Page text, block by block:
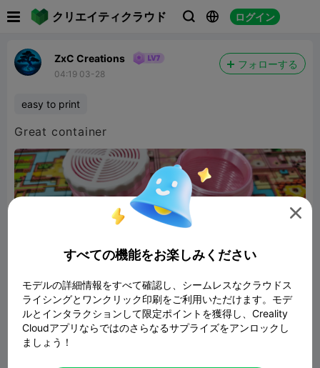
クリエイティクラウド   ログイン
ZxC Creations
04:19 03-28
フォローする
easy to print
Great container
Container - silica gel

すべての機能をお楽しみください
モデルの詳細情報をすべて確認し、シームレスなクラウドス
ライシングとワンクリック印刷をご利用いただけます。モデ
ルとインタラクションして限定ポイントを獲得し、Creality
Cloudアプリならではのさらなるサプライズをアンロックし
ましょう！